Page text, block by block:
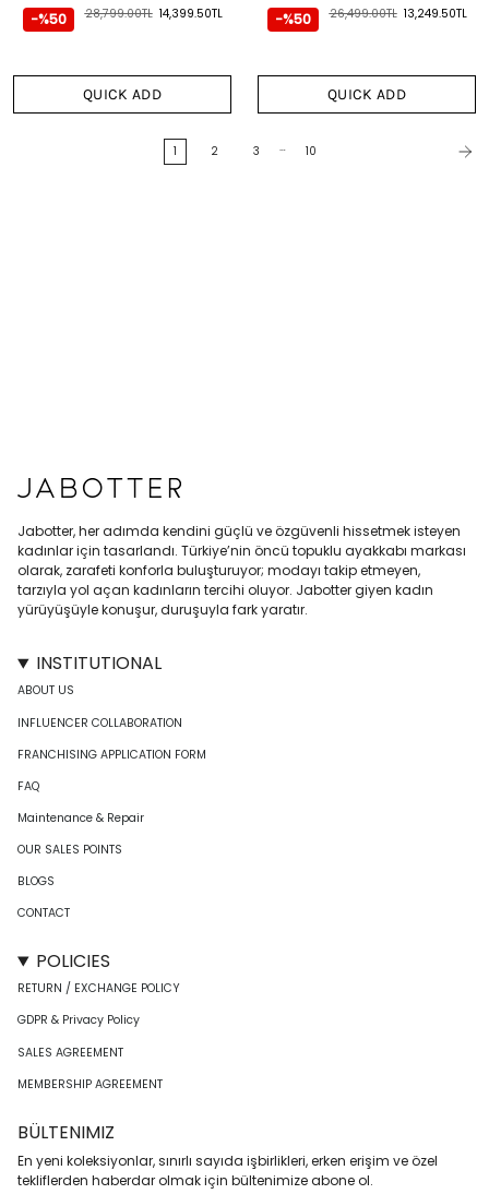
14,399.50TL
28,799.00TL
-%50
QUICK ADD
13,249.50TL
26,499.00TL
-%50
QUICK ADD
1 2 3 … 10
Jabotter, her adımda kendini güçlü ve özgüvenli hissetmek isteyen
kadınlar için tasarlandı. Türkiye’nin öncü topuklu ayakkabı markası
olarak, zarafeti konforla buluşturuyor; modayı takip etmeyen,
tarzıyla yol açan kadınların tercihi oluyor. Jabotter giyen kadın
yürüyüşüyle konuşur, duruşuyla fark yaratır.
INSTITUTIONAL
ABOUT US
INFLUENCER COLLABORATION
FRANCHISING APPLICATION FORM
FAQ
Maintenance & Repair
OUR SALES POINTS
BLOGS
CONTACT
POLICIES
RETURN / EXCHANGE POLICY
GDPR & Privacy Policy
SALES AGREEMENT
MEMBERSHIP AGREEMENT
BÜLTENIMIZ
En yeni koleksiyonlar, sınırlı sayıda işbirlikleri, erken erişim ve özel
tekliflerden haberdar olmak için bültenimize abone ol.